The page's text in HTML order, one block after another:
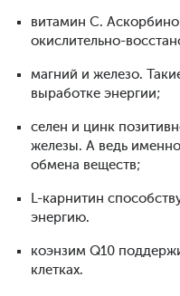
витамин С.
окислительно-
магний и железо.
выработке энергии;
селен и цинк
железы. А ведь
обмена веществ;
L-карнитин
энергию.
коэнзим Q10
клетках.